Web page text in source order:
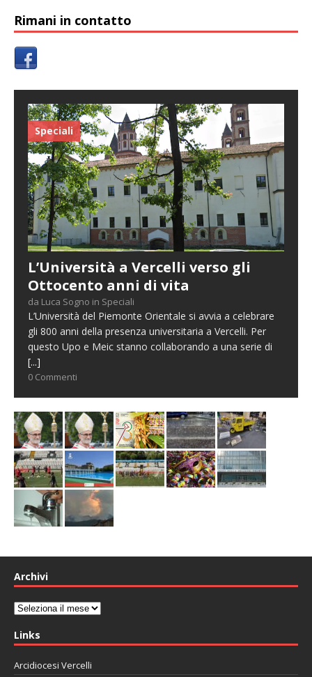
Rimani in contatto
Speciali
L’Università a Vercelli verso gli
Ottocento anni di vita
da Luca Sogno in Speciali
L’Università del Piemonte Orientale si avvia a celebrare
gli 800 anni della presenza universitaria a Vercelli. Per
questo Upo e Meic stanno collaborando a una serie di
[...]
0 Commenti
Archivi
Archivi
Links
Arcidiocesi Vercelli